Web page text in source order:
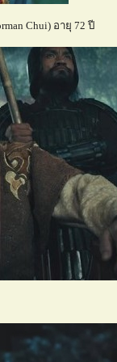
Chui) อายุ 72 ปี